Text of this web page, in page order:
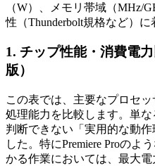
（W）、メモリ帯域（MHz/
性（Thunderbolt規格など）
1. チップ性能・消費電
版）
この表では、主要なプロセ
処理能力を比較します。単
判断できない「実用的な動
した。特にPremiere Proのよ
かる作業においては、最大